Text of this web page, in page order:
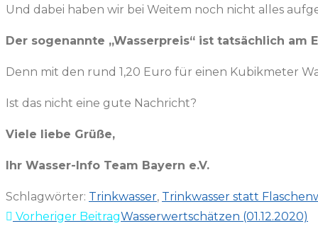
Und dabei haben wir bei Weitem noch nicht alles
Der sogenannte „Wasserpreis“ ist tatsächlich am
Denn mit den rund 1,20 Euro für einen Kubikmeter
Ist das nicht eine gute Nachricht?
Viele liebe Grüße,
Ihr Wasser-Info Team Bayern e.V.
Schlagwörter: Trinkwasser, Trinkwasser statt
Weitere
Vorheriger BeitragWasserwertschätzen (01.12.2020)